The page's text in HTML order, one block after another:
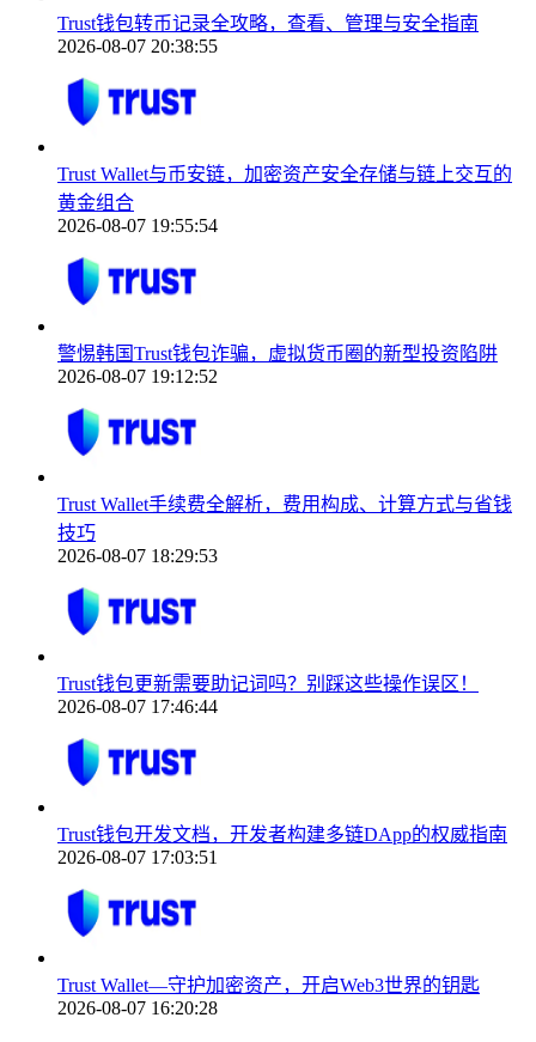
Trust钱包转币记录全攻略，查看、管理与安全指南
2026-08-07 20:38:55
Trust Wallet与币安链，加密资产安全存储与链上交互的
黄金组合
2026-08-07 19:55:54
警惕韩国Trust钱包诈骗，虚拟货币圈的新型投资陷阱
2026-08-07 19:12:52
Trust Wallet手续费全解析，费用构成、计算方式与省钱
技巧
2026-08-07 18:29:53
Trust钱包更新需要助记词吗？别踩这些操作误区！
2026-08-07 17:46:44
Trust钱包开发文档，开发者构建多链DApp的权威指南
2026-08-07 17:03:51
Trust Wallet—守护加密资产，开启Web3世界的钥匙
2026-08-07 16:20:28